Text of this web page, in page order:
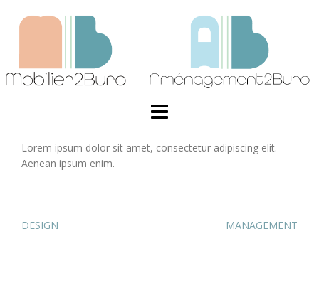
Lorem ipsum dolor sit amet, consectetur adipiscing elit.
Aenean ipsum enim.
Navigation
DESIGN MANAGEMENT